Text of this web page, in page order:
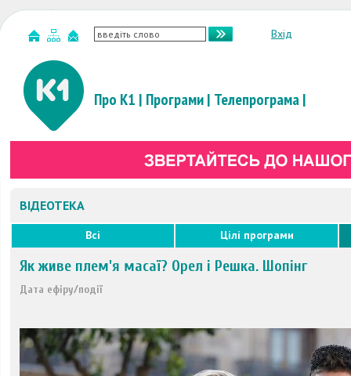
Вхід
Про К1 | Програми| Телепрограма|
ВІДЕОТЕКА
Всі Цілі програми
Як живе плем'я масаї? Орел і Решка. Шопінг
Дата ефіру/події